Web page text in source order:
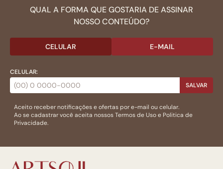
QUAL A FORMA QUE GOSTARIA DE ASSINAR
NOSSO CONTEÚDO?
CELULAR E-MAIL
CELULAR:
SALVAR
Aceito receber notificações e ofertas por e-mail ou celular.
Ao se cadastrar você aceita nossosTermos de Usoe Politica de
Privacidade.